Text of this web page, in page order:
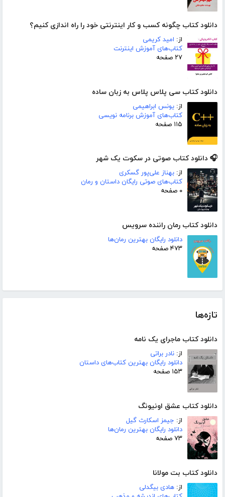
دانلود کتاب چگونه کسب و کار اینترنتی خود را راه اندازی کنیم؟
از: امید کریمی
کتاب‌های آموزش اینترنت
۲۷ صفحه
دانلود کتاب سی پلاس پلاس به زبان ساده
از: یونس ابراهیمی
کتاب‌های آموزش برنامه نویسی
۱۱۵ صفحه
🎧 دانلود کتاب صوتی در سکوت یک شهر
از: بهناز علی‌پور گسکری
کتاب‌های صوتی رایگان داستان و رمان
۰ صفحه
دانلود کتاب رمان راننده سرویس
دانلود رایگان بهترین رمان‌ها
۴۷۳ صفحه
تازه‌ها
دانلود کتاب ماجرای یک نامه
از: نادر براتی
دانلود رایگان بهترین کتاب‌های داستان
۱۵۳ صفحه
دانلود کتاب عشق اونیونگ
از: جیمز اسکارث گیل
دانلود رایگان بهترین رمان‌ها
۷۳ صفحه
دانلود کتاب بت مولانا
از: هادی بیگدلی